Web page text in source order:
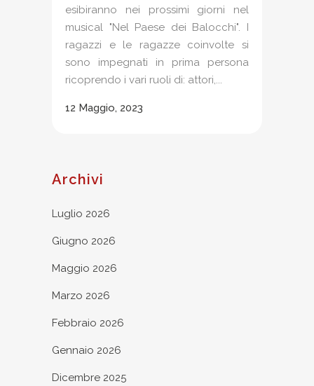
esibiranno nei prossimi giorni nel
musical "Nel Paese dei Balocchi". I
ragazzi e le ragazze coinvolte si
sono impegnati in prima persona
ricoprendo i vari ruoli di: attori,...
12 Maggio, 2023
Archivi
Luglio 2026
Giugno 2026
Maggio 2026
Marzo 2026
Febbraio 2026
Gennaio 2026
Dicembre 2025